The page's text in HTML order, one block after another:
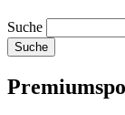
Suche